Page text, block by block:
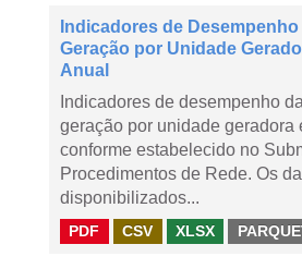
Indicadores de
Geração por Unidade
Anual
Indicadores de desempenho
geração por unidade geradora
conforme estabelecido no
Procedimentos de Rede. Os
disponibilizados...
PDF CSV XLSX